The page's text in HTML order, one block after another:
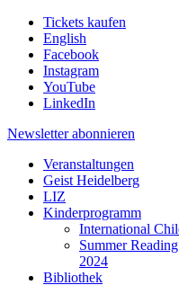
Tickets kaufen
English
Facebook
Instagram
YouTube
LinkedIn
Newsletter abonnieren
Veranstaltungen
Geist Heidelberg
LIZ
Kinderprogramm
International
Summer
2024
Bibliothek